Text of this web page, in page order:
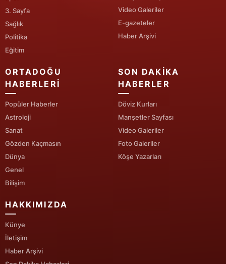
Iğdır
Karabük
Kilis
Osmaniye
Düzce
3. Sayfa
Sağlık
Politika
Eğitim
Video Galeriler
E-gazeteler
Haber Arşivi
ORTADOĞU
HABERLERI
Popüler Haberler
Astroloji
Sanat
Gözden Kaçmasın
Dünya
Genel
Bilişim
SON DAKIKA
HABERLER
Döviz Kurları
Manşetler Sayfası
Video Galeriler
Foto Galeriler
Köşe Yazarları
HAKKIMIZDA
Künye
İletişim
Haber Arşivi